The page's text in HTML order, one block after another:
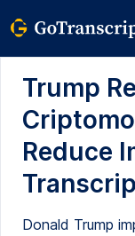
Trump
Reduce
Donald Trump